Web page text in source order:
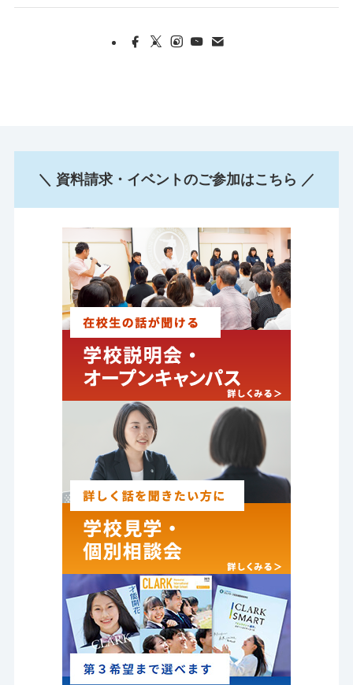
＼ 資料請求・イベントのご参加はこちら ／